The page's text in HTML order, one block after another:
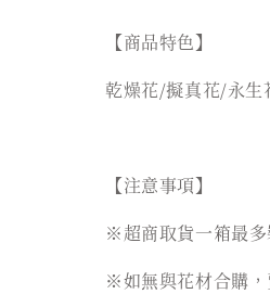
【商品特色】
乾燥花/擬真花/永生
【注意事項】
※超商取貨一箱最多
※如無與花材合購，